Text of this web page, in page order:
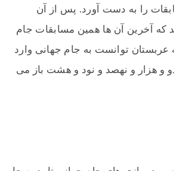
را به دست آورد. پس از آن
که آخرین آن ها همین مسابقات جام
توانست به جام جهانی وارد
و هزار و نهصد و نود و هشت باز می